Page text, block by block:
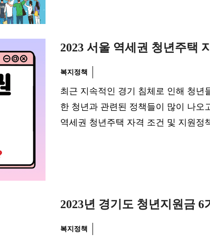
2023 서울 역세권 청년주택
복지정책
최근 지속적인 경기 침체로 인해 청년
한 청년과 관련된 정책들이 많이 나오
역세권 청년주택 자격 조건 및 지원정
2023년 경기도 청년지원금 6
복지정책